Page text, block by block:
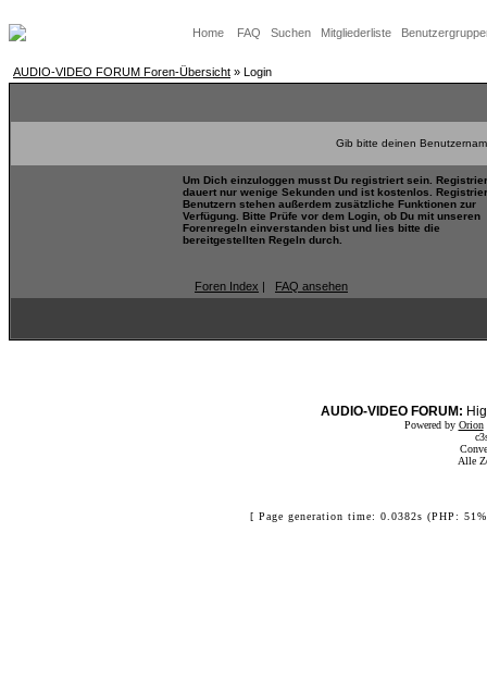
Home FAQ Suchen Mitgliederliste
AUDIO-VIDEO FORUM Foren-Übersicht » Login
Gib bitte deinen
Um Dich einzuloggen musst Du registriert sein.
dauert nur wenige Sekunden und ist kostenlos.
Benutzern stehen außerdem zusätzliche Funktionen zur
Verfügung. Bitte Prüfe vor dem Login, ob Du mit unseren
Forenregeln einverstanden bist und lies bitte die
bereitgestellten Regeln durch.
Foren Index | FAQ ansehen
AUDIO-VIDEO FORUM:
Powered by Orion
Alle
[ Page generation time: 0.0382s (PHP: